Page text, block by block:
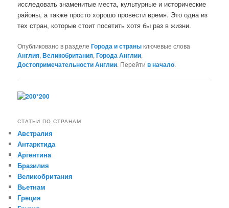
исследовать знаменитые места, культурные и исторические
районы, а также просто хорошо провести время. Это одна из
тех стран, которые стоит посетить хотя бы раз в жизни.
Опубликовано в разделеГорода и страныключевые слова
Англия,Великобритания,Города Англии,
Достопримечательности Англии. Перейтив начало.
СТАТЬИ ПО СТРАНАМ
Австралия
Антарктида
Аргентина
Бразилия
Великобритания
Вьетнам
Греция